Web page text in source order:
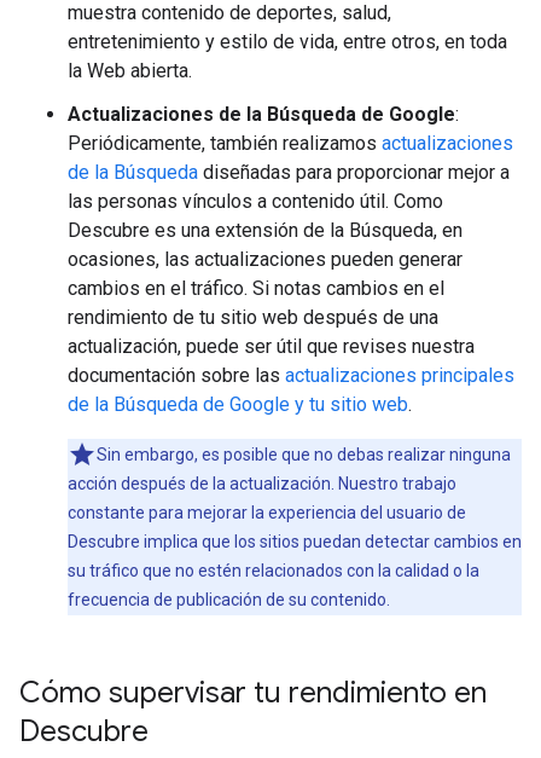
muestra contenido de deportes, salud,
entretenimiento y estilo de vida, entre otros, en toda
la Web abierta.
Actualizaciones de la Búsqueda de Google:
Periódicamente, también realizamos actualizaciones
de la Búsqueda diseñadas para proporcionar mejor a
las personas vínculos a contenido útil. Como
Descubre es una extensión de la Búsqueda, en
ocasiones, las actualizaciones pueden generar
cambios en el tráfico. Si notas cambios en el
rendimiento de tu sitio web después de una
actualización, puede ser útil que revises nuestra
documentación sobre las actualizaciones principales
de la Búsqueda de Google y tu sitio web.
Sin embargo, es posible que no debas realizar ninguna
acción después de la actualización. Nuestro trabajo
constante para mejorar la experiencia del usuario de
Descubre implica que los sitios puedan detectar cambios en
su tráfico que no estén relacionados con la calidad o la
frecuencia de publicación de su contenido.
Cómo supervisar tu rendimiento en
Descubre